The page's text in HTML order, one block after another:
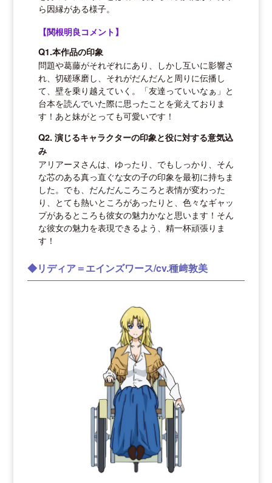
ら因縁がある様子。
【関根明良コメント】
Q1.本作品の印象
問題や葛藤がそれぞれにあり、しかし互いに影響さ
れ、切磋琢磨し、それがだんだんと周りに伝播し
て、壁を乗り越えていく。「友達っていいなぁ」と
台本を読んでいた際に思ったことを覚えておりま
す！あと妹がとっても可愛いです！
Q2. 演じるキャラクターの印象と役に対する意気込
み
アリアーヌさんは、ゆったり、でもしっかり、そん
な芯のある真っ直ぐな女の子の印象を最初に持ちま
した。でも、だんだんころころと表情が変わった
り、とても熱いところがあったりと、色々なギャッ
プがあるところも彼女の魅力かなと思います！そん
な彼女の魅力を表現できるよう、精一杯頑張りま
す！
◆リディア＝エインズワース/cv.種﨑敦美